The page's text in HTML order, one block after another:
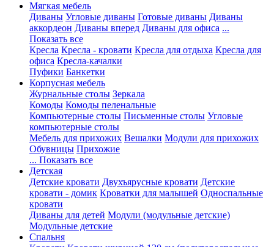
Мягкая мебель
Диваны Угловые диваны Готовые диваны Диваны
аккордеон Диваны вперед Диваны для офиса ...
Показать все
Кресла Кресла - кровати Кресла для отдыха Кресла для
офиса Кресла-качалки
Пуфики Банкетки
Корпусная мебель
Журнальные столы Зеркала
Комоды Комоды пеленальные
Компьютерные столы Письменные столы Угловые
компьютерные столы
Мебель для прихожих Вешалки Модули для прихожих
Обувницы Прихожие
... Показать все
Детская
Детские кровати Двухъярусные кровати Детские
кровати - домик Кроватки для малышей Односпальные
кровати
Диваны для детей Модули (модульные детские)
Модульные детские
Спальня